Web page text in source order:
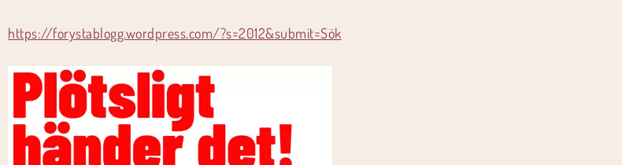
https://forystablogg.wordpress.com/?s=2012&submit=Sök